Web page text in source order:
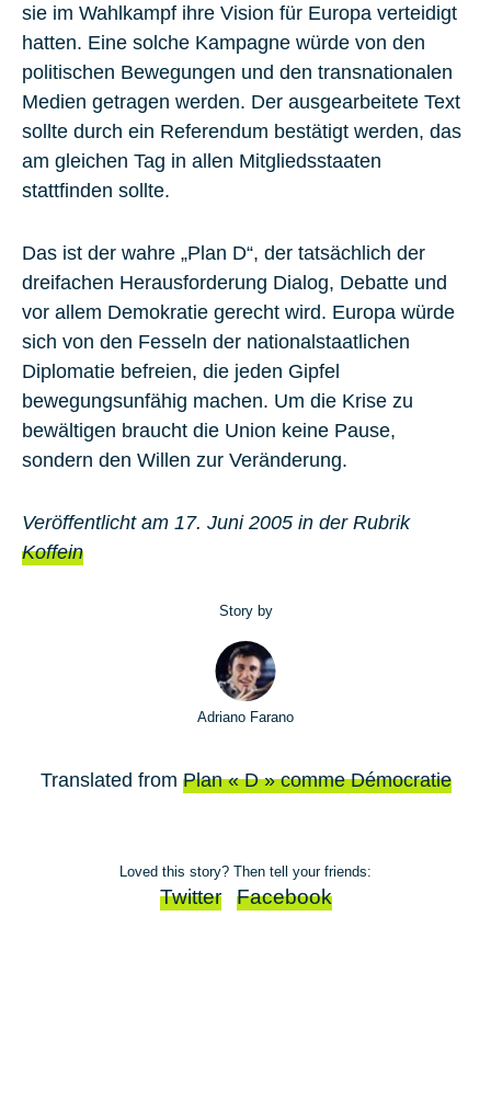
sie im Wahlkampf ihre Vision für Europa verteidigt
hatten. Eine solche Kampagne würde von den
politischen Bewegungen und den transnationalen
Medien getragen werden. Der ausgearbeitete Text
sollte durch ein Referendum bestätigt werden, das
am gleichen Tag in allen Mitgliedsstaaten
stattfinden sollte.
Das ist der wahre „Plan D“, der tatsächlich der
dreifachen Herausforderung Dialog, Debatte und
vor allem Demokratie gerecht wird. Europa würde
sich von den Fesseln der nationalstaatlichen
Diplomatie befreien, die jeden Gipfel
bewegungsunfähig machen. Um die Krise zu
bewältigen braucht die Union keine Pause,
sondern den Willen zur Veränderung.
Veröffentlicht am 17. Juni 2005 in der Rubrik
Koffein
Story by
Adriano Farano
Translated from Plan « D » comme Démocratie
Loved this story? Then tell your friends:
Twitter Facebook